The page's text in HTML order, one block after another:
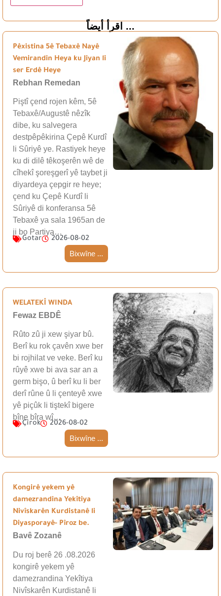
اقرأ أيضاً ...
Pêxistina 5ê Tebaxê Nayê
Vemirandin Heya ku Jiyan li
ser Erdê Heye
Rebhan Remedan
Piştî çend rojen kêm, 5ê
Tebaxê/Augustê nêzîk
dibe, ku salvegera
destpêpêkirina Çepê Kurdî
li Sûriyê ye. Rastiyek heye
ku di dilê têkoşerên wê de
cîhekî şoreşgerî yê taybet ji
diyardeya çepgir re heye;
çend ku Çepê Kurdî li
Sûriyê di konferansa 5ê
Tebaxê ya sala 1965an de
ji bo Partiya…
Gotar 2026-08-02
Bixwîne ...
WELATEKÎ WINDA
Fewaz EBDÊ
Rûto zû ji xew şiyar bû.
Berî ku rok çavên xwe ber
bi rojhilat ve veke. Berî ku
rûyê xwe bi ava sar an a
germ bişo, û berî ku li ber
derî rûne û li çenteyê xwe
yê piçûk li tiştekî bigere
bîne bîra wî…
Çîrok 2026-08-02
Bixwîne ...
Kongirê yekem yê
damezrandina Yekîtiya
Nivîskarên Kurdistanê li
Diyasporayê- Pîroz be.
Bavê Zozanê
Du roj berê 26 .08.2026
kongirê yekem yê
damezrandina Yekîtiya
Nivîskarên Kurdistanê li